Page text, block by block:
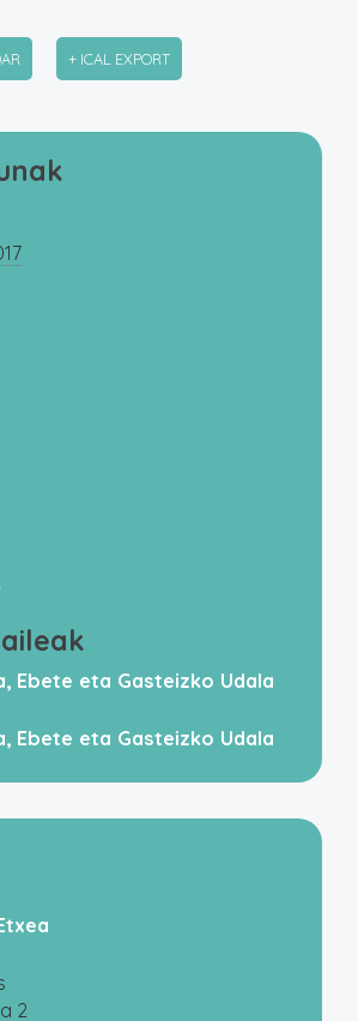
+ ICAL EXPORT
Ebete eta Gasteizko Udala
Ebete eta Gasteizko Udala
2